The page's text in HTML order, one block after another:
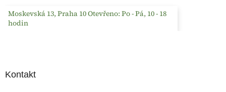
Moskevská 13, Praha 10 Otevřeno: Po - Pá, 10 - 18
hodin
Kontakt